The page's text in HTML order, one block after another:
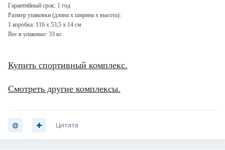
Гарантийный срок: 1 год
Размер упаковки (длина х ширина х высота):
1 коробка: 116 х 53,5 х 14 см
Вес в упаковке: 33 кг
Купить спортивный комплекс.
Смотреть другие комплексы.
Цитата